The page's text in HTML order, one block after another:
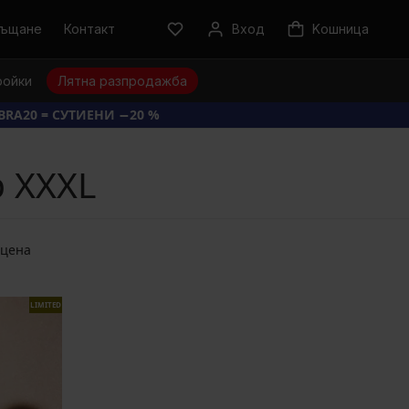
Контакт Вход Kошница
Лятна разпродажба
= СУТИЕНИ −20 %
LIMITED